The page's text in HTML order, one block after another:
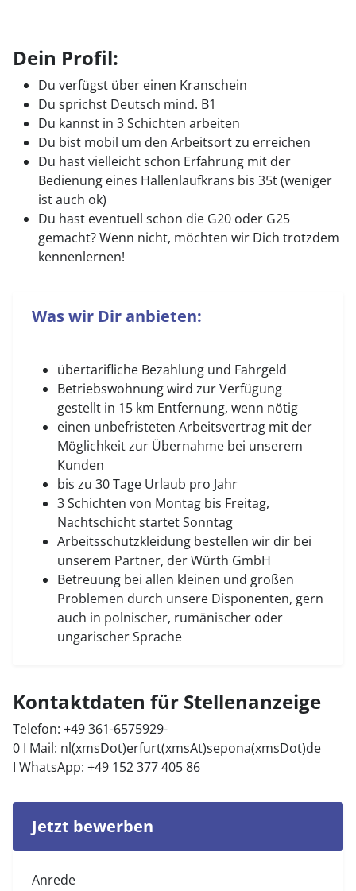
Dein Profil:
Du verfügst über einen Kranschein
Du sprichst Deutsch mind. B1
Du kannst in 3 Schichten arbeiten
Du bist mobil um den Arbeitsort zu erreichen
Du hast vielleicht schon Erfahrung mit der
Bedienung eines Hallenlaufkrans bis 35t (weniger
ist auch ok)
Du hast eventuell schon die G20 oder G25
gemacht? Wenn nicht, möchten wir Dich trotzdem
kennenlernen!
Was wir Dir anbieten:
übertarifliche Bezahlung und Fahrgeld
Betriebswohnung wird zur Verfügung
gestellt in 15 km Entfernung, wenn nötig
einen unbefristeten Arbeitsvertrag mit der
Möglichkeit zur Übernahme bei unserem
Kunden
bis zu 30 Tage Urlaub pro Jahr
3 Schichten von Montag bis Freitag,
Nachtschicht startet Sonntag
Arbeitsschutzkleidung bestellen wir dir bei
unserem Partner, der Würth GmbH
Betreuung bei allen kleinen und großen
Problemen durch unsere Disponenten, gern
auch in polnischer, rumänischer oder
ungarischer Sprache
Kontaktdaten für Stellenanzeige
Telefon: +49 361-6575929-
0 I Mail: nl(xmsDot)erfurt(xmsAt)sepona(xmsDot)de
I WhatsApp: +49 152 377 405 86
Jetzt bewerben
Anrede